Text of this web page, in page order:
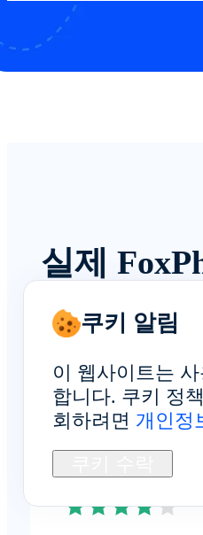
실제
의 피드백
전반적인 경험
쿠키 알림
이 웹사이트는
합니다. 쿠키 정
회하려면 개인정